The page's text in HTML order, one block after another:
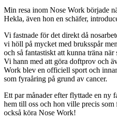
Min resa inom Nose Work började
Hekla, även hon en schäfer,
Vi fastnade för det direkt då
vi höll på mycket med bruksspår
och så fantastiskt att kunna träna
Vi hann med att göra doftprov och
Work blev en officiell sport och
som fyraåring på grund av cancer.
Ett par månader efter flyttade en ny
hem till oss och hon ville precis
också köra Nose Work!